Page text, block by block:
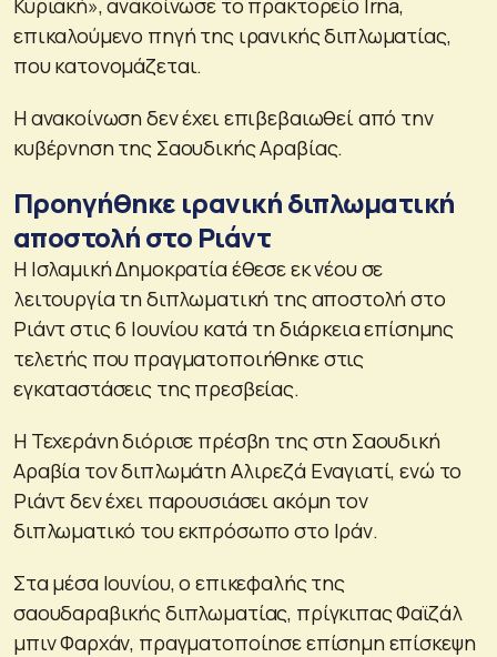
επικαλούμενο πηγή της ιρανικής διπλωματίας,
που κατονομάζεται.
Η ανακοίνωση δεν έχει επιβεβαιωθεί από την
κυβέρνηση της Σαουδικής Αραβίας.
Προηγήθηκε ιρανική διπλωματική
αποστολή στο Ριάντ
Η Ισλαμική Δημοκρατία έθεσε εκ νέου σε
λειτουργία τη διπλωματική της αποστολή στο
Ριάντ στις 6 Ιουνίου κατά τη διάρκεια επίσημης
τελετής που πραγματοποιήθηκε στις
εγκαταστάσεις της πρεσβείας.
Η Τεχεράνη διόρισε πρέσβη της στη Σαουδική
Αραβία τον διπλωμάτη Αλιρεζά Εναγιατί, ενώ το
Ριάντ δεν έχει παρουσιάσει ακόμη τον
διπλωματικό του εκπρόσωπο στο Ιράν.
Στα μέσα Ιουνίου, ο επικεφαλής της
σαουδαραβικής διπλωματίας, πρίγκιπας Φαϊζάλ
μπιν Φαρχάν, πραγματοποίησε επίσημη επίσκεψη